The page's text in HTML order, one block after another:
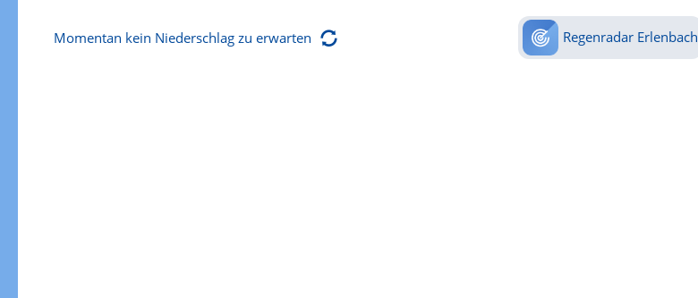
Momentan kein Niederschlag zu erwarten Regenradar Erlenbach